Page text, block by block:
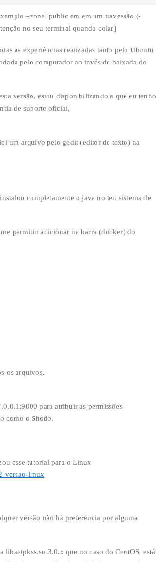
–zone=public em em um travessão (-
no seu terminal quando colar]
as experiências realizadas tanto pelo Ubuntu
pelo computador ao invés de baixada do
versão, estou disponibilizando a que eu tenho
de suporte oficial,
um arquivo pelo gedit (editor de texto) na
completamente o java no teu sistema de
permitiu adicionar na barra (docker) do
os arquivos.
para atribuir as permissões
como o Shodo.
esse tutorial para o Linux
versao-linux
versão não há preferência por alguma
que no caso do CentOS, está